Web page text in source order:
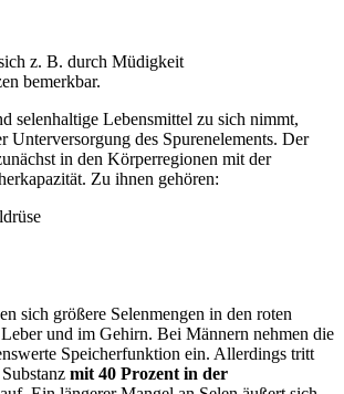
z. B. durch Müdigkeit
bemerkbar.
selenhaltige Lebensmittel zu sich nimmt,
Unterversorgung des Spurenelements. Der
in den Körperregionen mit der
Zu ihnen gehören:
sich größere Selenmengen in den roten
und im Gehirn. Bei Männern nehmen die
Speicherfunktion ein. Allerdings tritt
mit 40 Prozent in der